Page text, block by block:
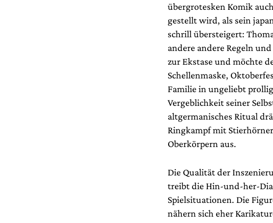
übergrotesken Komik
gestellt wird, als sein
schrill übersteigert:
andere andere Regeln
zur Ekstase und möchte
Schellenmaske,
Familie in ungeliebt
Vergeblichkeit seiner
altgermanisches Ritual
Ringkampf mit
Oberkörpern aus.
Die Qualität der
treibt die Hin-und-her-
Spielsituationen. Die
nähern sich eher